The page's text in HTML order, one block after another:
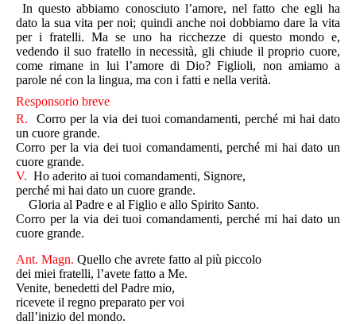
In questo abbiamo conosciuto l’amore, nel fatto che egli ha
dato la sua vita per noi; quindi anche noi dobbiamo dare la vita
per i fratelli. Ma se uno ha ricchezze di questo mondo e,
vedendo il suo fratello in necessità, gli chiude il proprio cuore,
come rimane in lui l’amore di Dio? Figlioli, non amiamo a
parole né con la lingua, ma con i fatti e nella verità.
Responsorio breve
R. Corro per la via dei tuoi comandamenti, perché mi hai dato
un cuore grande.
Corro per la via dei tuoi comandamenti, perché mi hai dato un
cuore grande.
V. Ho aderito ai tuoi comandamenti, Signore,
perché mi hai dato un cuore grande.
Gloria al Padre e al Figlio e allo Spirito Santo.
Corro per la via dei tuoi comandamenti, perché mi hai dato un
cuore grande.
Ant. Magn. Quello che avrete fatto al più piccolo
dei miei fratelli, l’avete fatto a Me.
Venite, benedetti del Padre mio,
ricevete il regno preparato per voi
dall’inizio del mondo.